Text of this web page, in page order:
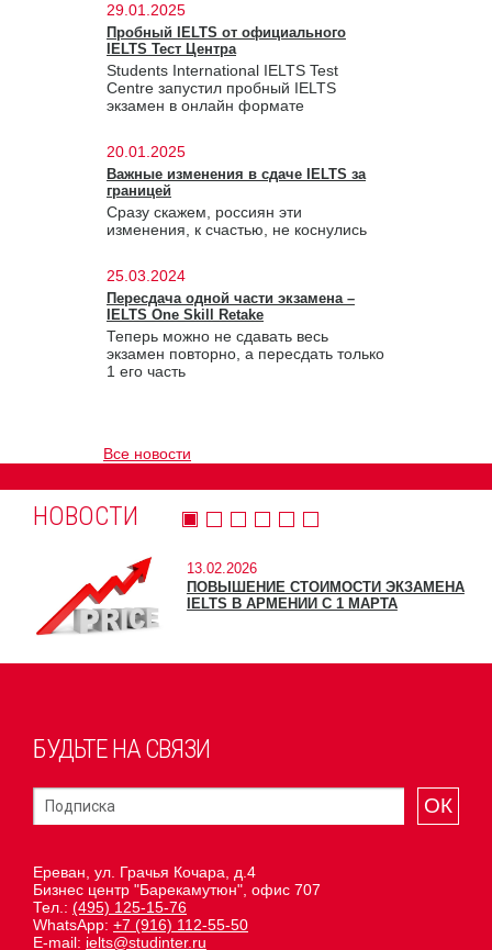
29.01.2025
Пробный IELTS от официального
IELTS Тест Центра
Students International IELTS Test
Centre запустил пробный IELTS
экзамен в онлайн формате
20.01.2025
Важные изменения в сдаче IELTS за
границей
Сразу скажем, россиян эти
изменения, к счастью, не коснулись
25.03.2024
Пересдача одной части экзамена –
IELTS One Skill Retake
Теперь можно не сдавать весь
экзамен повторно, а пересдать только
1 его часть
Все новости
НОВОСТИ
13.02.2026
ПОВЫШЕНИЕ СТОИМОСТИ ЭКЗАМЕНА
IELTS В АРМЕНИИ С 1 МАРТА
БУДЬТЕ НА СВЯЗИ
ОК
Ереван, ул. Грачья Кочара, д.4
Бизнес центр "Барекамутюн", офис 707
Тел.: (495) 125-15-76
WhatsApp: +7 (916) 112-55-50
E-mail: ielts@studinter.ru